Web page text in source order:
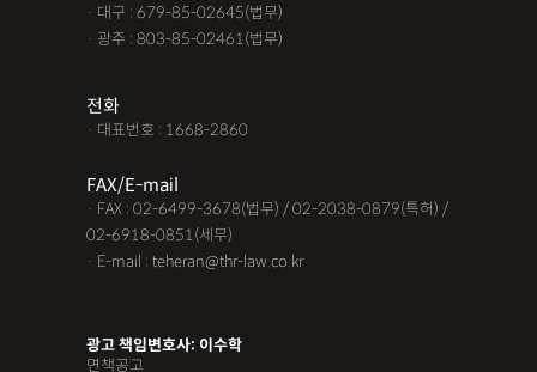
· 대구 : 679-85-02645(법무)
· 광주 : 803-85-02461(법무)
전화
· 대표번호 : 1668-2860
FAX/E-mail
· FAX : 02-6499-3678(법무) / 02-2038-0879(특허) /
02-6918-0851(세무)
· E-mail : teheran@thr-law.co.kr
광고 책임변호사: 이수학
면책공고